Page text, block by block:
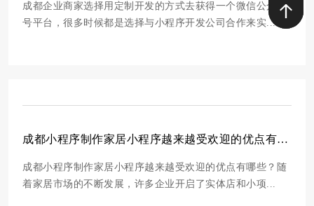
成都企业商家选择用定制开发的方式去获得一个微信公众账
号平台，很多时候都是选择与小程序开发公司合作来实...
成都小程序制作家居小程序越来越受欢迎的优点有哪些？
成都小程序制作家居小程序越来越受欢迎的优点有哪些？随
着家居市场的不断发展，许多企业开启了实体店和小项...